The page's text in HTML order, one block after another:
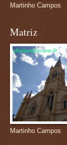
Martinho Campos
Matriz
Martinho Campos